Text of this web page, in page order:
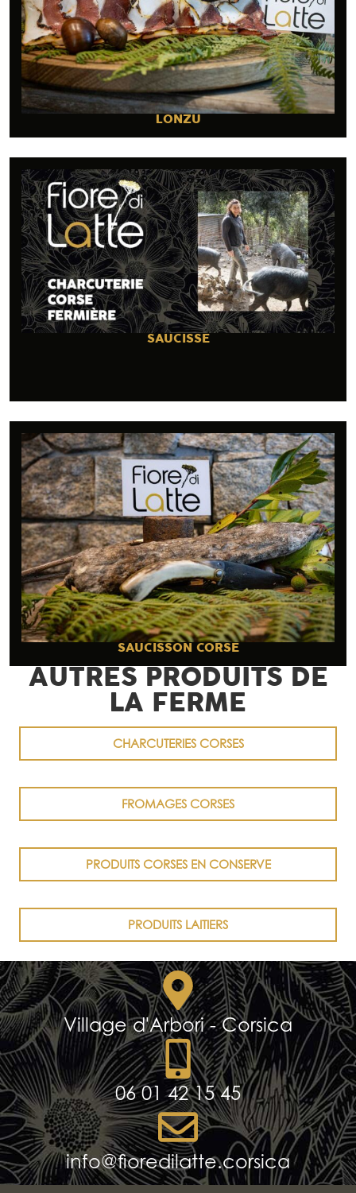
LONZU
SAUCISSE
SAUCISSON CORSE
AUTRES PRODUITS DE
LA FERME
CHARCUTERIES CORSES
FROMAGES CORSES
PRODUITS CORSES EN CONSERVE
PRODUITS LAITIERS
Village d'Arbori - Corsica
06 01 42 15 45
info@fioredilatte.corsica